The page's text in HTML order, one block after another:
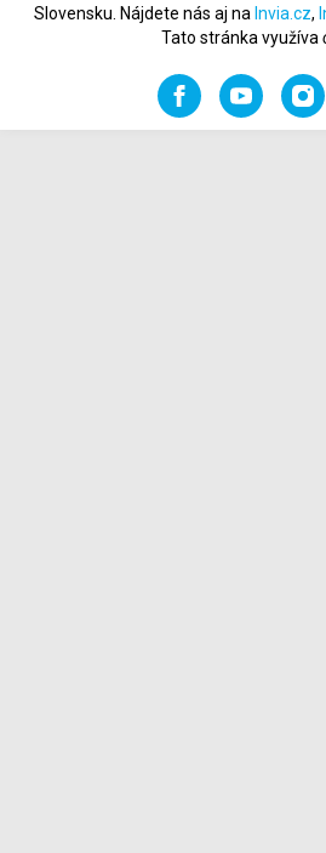
Slovensku. Nájdete nás aj na Invia.cz,
Tato stránka využíva
FacebookYouTube